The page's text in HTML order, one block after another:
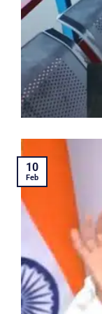
10
Feb